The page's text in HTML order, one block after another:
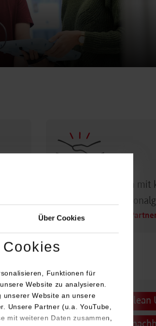
Über Cookies
Funktionen für
Website zu analysieren.
unserer Website an unsere
Unsere Partner (u.a. YouTube,
mit weiteren Daten zusammen,
Dualer Partner sein mit
Vorteil bei der
Alle Infos für Duale
Technologietag: Clean